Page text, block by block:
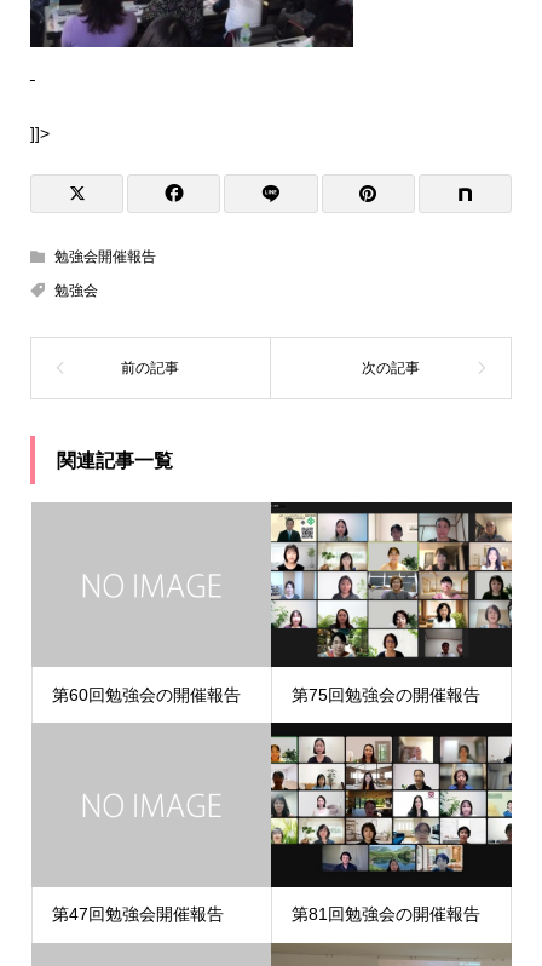
]]>
勉強会開催報告
勉強会
関連記事一覧
第60回勉強会の開催報告 第75回勉強会の開催報告
第47回勉強会開催報告 第81回勉強会の開催報告